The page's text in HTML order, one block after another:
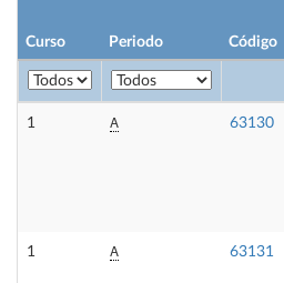
Curso Periodo Código
1 A 63130
1 A 63131